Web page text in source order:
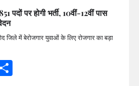
पदों पर होगी भर्ती, 10वीं-12वीं पास
जिले में बेरोजगार युवाओं के लिए रोजगार का बड़ा